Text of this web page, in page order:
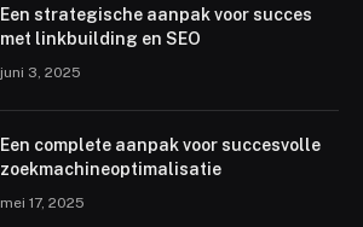
Een strategische aanpak voor succes
met linkbuilding en SEO
juni 3, 2025
Een complete aanpak voor succesvolle
zoekmachineoptimalisatie
mei 17, 2025